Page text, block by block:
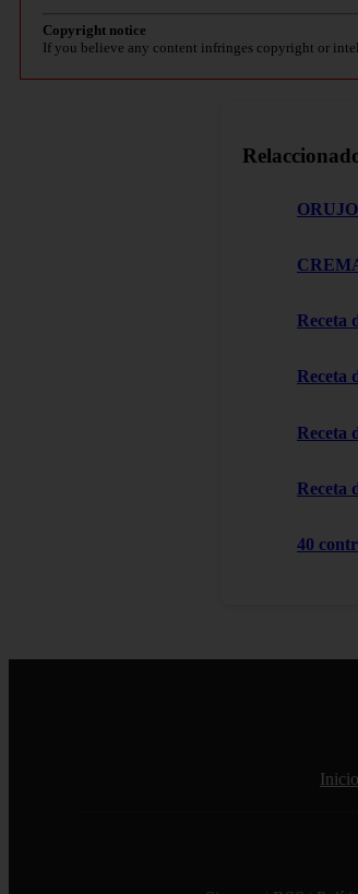
Copyright notice
If you believe any content infringes copyright or
Receta
Receta
Receta
Receta
40
Inicio